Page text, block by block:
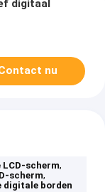
digitaal
nu
LCD-scherm,
scherm,
digitale borden